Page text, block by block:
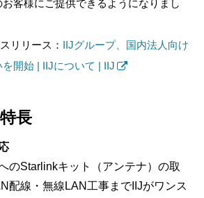
客様にご提供できるようになりまし
リリース： IIJグループ、国内法人向け
開始 | IIJについて | IIJ
長
のStarlinkキット（アンテナ）の取
配線・無線LAN工事までIIJがワンス